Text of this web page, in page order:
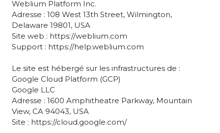
Weblium Platform Inc.
Adresse : 108 West 13th Street, Wilmington,
Delaware 19801, USA
Site web : https://weblium.com
Support : https://help.weblium.com
Le site est hébergé sur les infrastructures de :
Google Cloud Platform (GCP)
Google LLC
Adresse : 1600 Amphitheatre Parkway, Mountain
View, CA 94043, USA
Site : https://cloud.google.com/